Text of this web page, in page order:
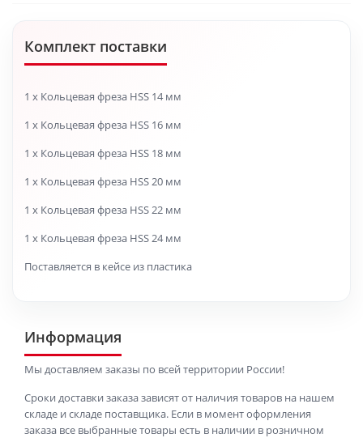
Комплект поставки
1 х Кольцевая фреза HSS 14 мм
1 х Кольцевая фреза HSS 16 мм
1 х Кольцевая фреза HSS 18 мм
1 х Кольцевая фреза HSS 20 мм
1 х Кольцевая фреза HSS 22 мм
1 х Кольцевая фреза HSS 24 мм
Поставляется в кейсе из пластика
Информация
Мы доставляем заказы по всей территории России!
Сроки доставки заказа зависят от наличия товаров на нашем
складе и складе поставщика. Если в момент оформления
заказа все выбранные товары есть в наличии в розничном